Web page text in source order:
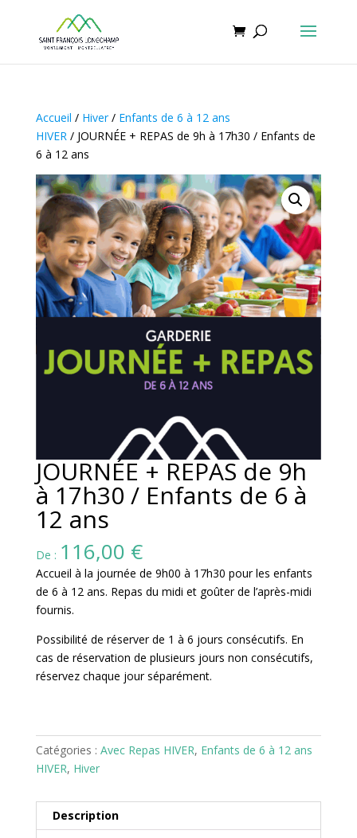
Accueil / Hiver/ Enfants de 6 à 12 ans
HIVER/ JOURNÉE + REPAS de 9h à 17h30 / Enfants de
6 à 12 ans
JOURNÉE + REPAS de 9h
à 17h30 / Enfants de 6 à
12 ans
De : 116,00 €
Accueil à la journée de 9h00 à 17h30 pour les enfants
de 6 à 12 ans. Repas du midi et goûter de l’après-midi
fournis.
Possibilité de réserver de 1 à 6 jours consécutifs. En
cas de réservation de plusieurs jours non consécutifs,
réservez chaque jour séparément.
Catégories : Avec Repas HIVER, Enfants de 6 à 12 ans
HIVER, Hiver
Description